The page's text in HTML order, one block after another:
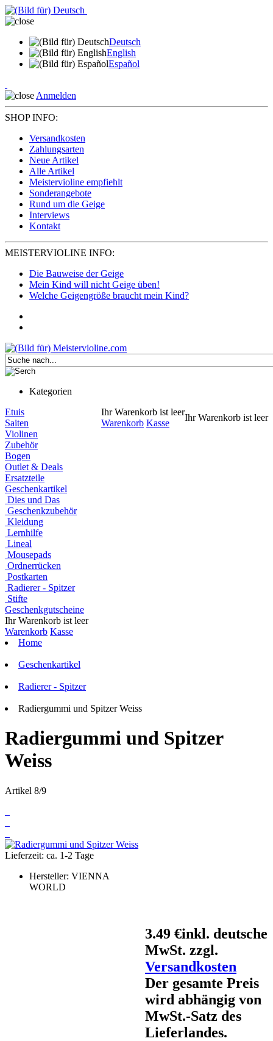
Deutsch
English
Español
Anmelden
SHOP INFO:
Versandkosten
Zahlungsarten
Neue Artikel
Alle Artikel
Meistervioline empfiehlt
Sonderangebote
Rund um die Geige
Interviews
Kontakt
MEISTERVIOLINE INFO:
Die Bauweise der Geige
Mein Kind will nicht Geige üben!
Welche Geigengröße braucht mein Kind?
Kategorien
Ihr Warenkorb ist leer
Warenkorb Kasse
Ihr Warenkorb ist leer
Etuis
Saiten
Violinen
Zubehör
Bogen
Outlet & Deals
Ersatzteile
Geschenkartikel
Dies und Das
Geschenkzubehör
Kleidung
Lernhilfe
Lineal
Mousepads
Ordnerrücken
Postkarten
Radierer - Spitzer
Stifte
Geschenkgutscheine
Ihr Warenkorb ist leer
Warenkorb Kasse
Home
Geschenkartikel
Radierer - Spitzer
Radiergummi und Spitzer Weiss
Radiergummi und Spitzer
Weiss
Artikel 8/9
Lieferzeit: ca. 1-2 Tage
Hersteller: VIENNA
WORLD
3.49 €inkl. deutsche
MwSt. zzgl.
Versandkosten
Der gesamte Preis
wird abhängig von
MwSt.-Satz des
Lieferlandes.